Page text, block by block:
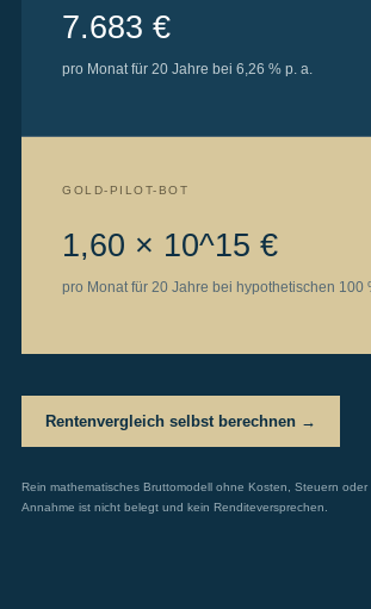
7.683 €
pro Monat für 20 Jahre bei 6,26 % p. a.
GOLD-PILOT-BOT
1,60 × 10^15 €
pro Monat für 20 Jahre bei hypothetischen 100
Rentenvergleich selbst berechnen →
Rein mathematisches Bruttomodell ohne Kosten, Steuern
Annahme ist nicht belegt und kein Renditeversprechen.